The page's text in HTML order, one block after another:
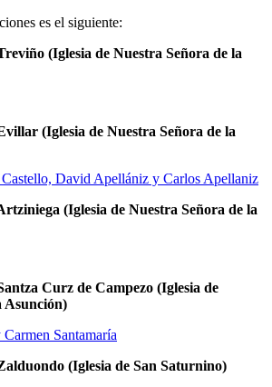
es el siguiente:
(Iglesia de Nuestra Señora de la
(Iglesia de Nuestra Señora de la
David Apellániz y Carlos Apellaniz
(Iglesia de Nuestra Señora de la
Curz de Campezo (Iglesia de
Asunción)
Santamaría
(Iglesia de San Saturnino)